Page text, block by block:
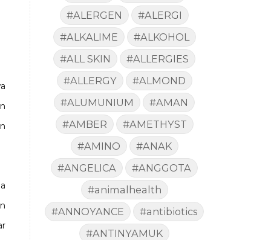
#ALERGEN
#ALERGI
#ALKALIME
#ALKOHOL
#ALL SKIN
#ALLERGIES
#ALLERGY
#ALMOND
#ALUMUNIUM
#AMAN
#AMBER
#AMETHYST
#AMINO
#ANAK
#ANGELICA
#ANGGOTA
#animalhealth
#ANNOYANCE
#antibiotics
#ANTINYAMUK